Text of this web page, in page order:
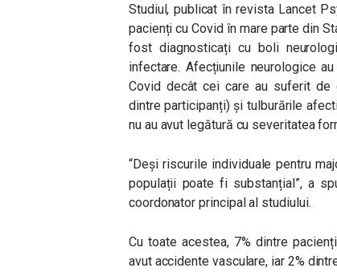
Studiul, publicat în revista Lancet
pacienți cu Covid în mare parte din
fost diagnosticați cu boli
infectare. Afecțiunile neurologice
Covid decât cei care au suferit de
dintre participanți) și tulburările
nu au avut legătură cu severitatea
“Deși riscurile individuale pentru
populații poate fi substanțial”, a
coordonator principal al studiului.
Cu toate acestea, 7% dintre
avut accidente vasculare, iar 2%